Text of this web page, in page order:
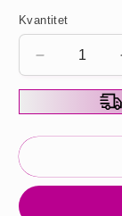
Kvantitet
Minska
kvantitet
Lanternärm
Solid
Elegant